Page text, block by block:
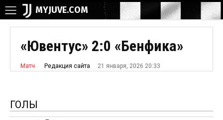
MYJUVE.COM
«Ювентус» 2:0 «Бенфика»
Матч Редакция сайта 21 января, 2026 20:33
ГОЛЫ